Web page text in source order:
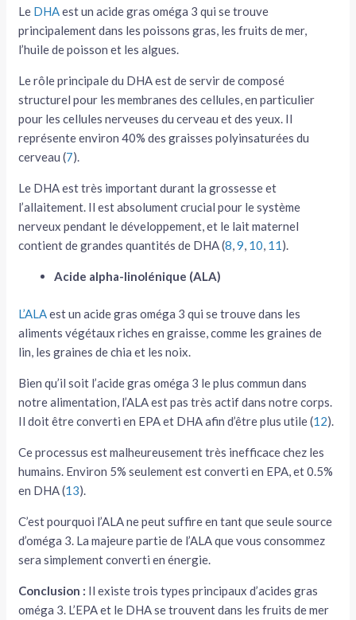
Le DHAest un acide gras oméga 3 qui se trouve
principalement dans les poissons gras, les fruits de mer,
l’huile de poisson et les algues.
Le rôle principale du DHA est de servir de composé
structurel pour les membranes des cellules, en particulier
pour les cellules nerveuses du cerveau et des yeux. Il
représente environ 40% des graisses polyinsaturées du
cerveau (7).
Le DHA est très important durant la grossesse et
l’allaitement. Il est absolument crucial pour le système
nerveux pendant le développement, et le lait maternel
contient de grandes quantités de DHA (8,9, 10, 11).
Acide alpha-linolénique (ALA)
L’ALAest un acide gras oméga 3 qui se trouve dans les
aliments végétaux riches en graisse, comme les graines de
lin, les graines de chia et les noix.
Bien qu’il soit l’acide gras oméga 3 le plus commun dans
notre alimentation, l’ALA est pas très actif dans notre corps.
Il doit être converti en EPA et DHA afin d’être plus utile (12).
Ce processus est malheureusement très inefficace chez les
humains. Environ 5% seulement est converti en EPA, et 0.5%
en DHA (13).
C’est pourquoi l’ALA ne peut suffire en tant que seule source
d’oméga 3. La majeure partie de l’ALA que vous consommez
sera simplement converti en énergie.
Conclusion : Il existe trois types principaux d’acides gras
oméga 3. L’EPA et le DHA se trouvent dans les fruits de mer